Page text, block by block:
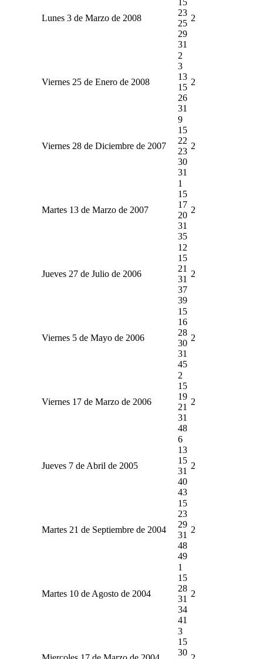
Lunes 3 de Marzo de 2008
23
25
29
31
2
Viernes 25 de Enero de 2008
2
3
13
15
26
31
2
Viernes 28 de Diciembre de 2007
9
15
22
23
30
31
2
Martes 13 de Marzo de 2007
1
15
17
20
31
35
2
Jueves 27 de Julio de 2006
12
15
21
31
37
39
2
Viernes 5 de Mayo de 2006
15
16
28
30
31
45
2
Viernes 17 de Marzo de 2006
2
15
19
21
31
48
2
Jueves 7 de Abril de 2005
6
13
15
31
40
43
2
Martes 21 de Septiembre de 2004
15
23
29
31
48
49
2
Martes 10 de Agosto de 2004
1
15
28
31
34
41
2
3
15
30